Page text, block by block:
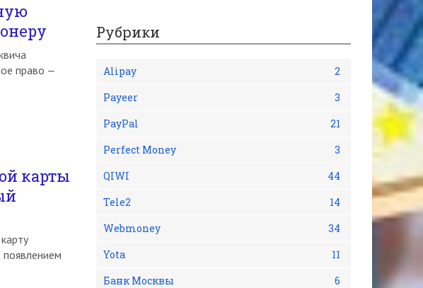
право —
карты
появлением
Рубрики
Alipay
2
Payeer
3
PayPal
21
Perfect Money
3
QIWI
44
Tele2
14
Webmoney
34
Yota
11
Банк Москвы
6